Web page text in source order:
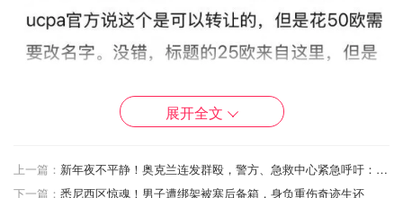
展开全文
上一篇：
新年夜不平静！奥克兰连发群殴，警方、急救中心紧急呼吁：别让跨年变跨劫！
下一篇： 悉尼西区惊魂！男子遭绑架被塞后备箱，身负重伤奇迹生还